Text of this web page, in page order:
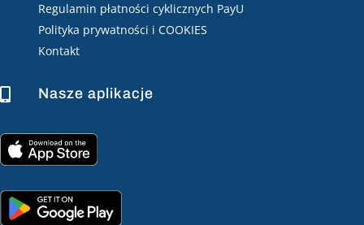
Regulamin płatności cyklicznych PayU
Polityka prywatności i COOKIES
Kontakt
 Nasze aplikacje